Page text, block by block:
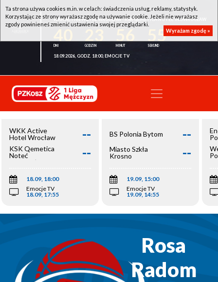
WKK ACTIVE HOTEL WROCŁAW - KSK QEMETICA NOTEĆ INOWROCŁAW
55
18.09.2026, GODZ. 18:00, EMOCJE TV
WKK Active
Hotel Wrocław
--
KSK Qemetica
Noteć
Inowrocław
--
18.09, 18:00
Emocje TV
18.09, 17:55
BS Polonia Bytom --
Miasto Szkła
Krosno
--
19.09, 15:00
Emocje TV
19.09, 14:55
Rosa
Radom
Ta strona używa cookies m.in. w celach: świadczenia usług, reklamy, statystyk.
Korzystając ze strony wyrażasz zgodę na używanie cookie. Jeżeli nie wyrażasz
zgody powinieneś zmienić ustawienia swojej przeglądarki.
Wyrażam zgodę »